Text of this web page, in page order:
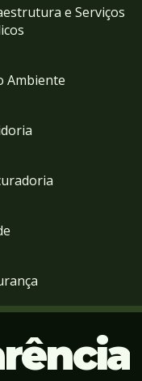
e Serviços
Ambiente